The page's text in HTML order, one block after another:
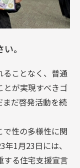
。
ことなく、普通
とが実現すべきゴ
まだ啓発活動を続
で性の多様性に関
1月23日には、
する住宅支援宣言